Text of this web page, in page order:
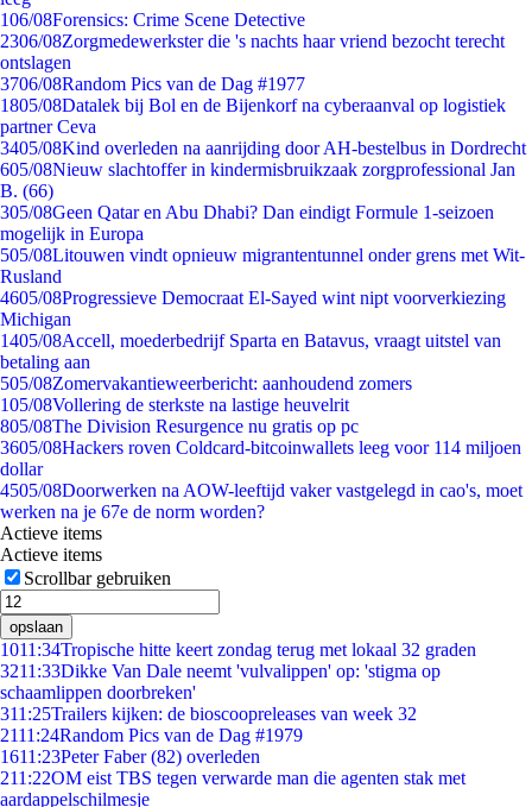
106/08Forensics: Crime Scene Detective
2306/08Zorgmedewerkster die 's nachts haar vriend bezocht terecht
ontslagen
3706/08Random Pics van de Dag #1977
1805/08Datalek bij Bol en de Bijenkorf na cyberaanval op logistiek
partner Ceva
3405/08Kind overleden na aanrijding door AH-bestelbus in Dordrecht
605/08Nieuw slachtoffer in kindermisbruikzaak zorgprofessional Jan
B. (66)
305/08Geen Qatar en Abu Dhabi? Dan eindigt Formule 1-seizoen
mogelijk in Europa
505/08Litouwen vindt opnieuw migrantentunnel onder grens met Wit-
Rusland
4605/08Progressieve Democraat El-Sayed wint nipt voorverkiezing
Michigan
1405/08Accell, moederbedrijf Sparta en Batavus, vraagt uitstel van
betaling aan
505/08Zomervakantieweerbericht: aanhoudend zomers
105/08Vollering de sterkste na lastige heuvelrit
805/08The Division Resurgence nu gratis op pc
3605/08Hackers roven Coldcard-bitcoinwallets leeg voor 114 miljoen
dollar
4505/08Doorwerken na AOW-leeftijd vaker vastgelegd in cao's, moet
werken na je 67e de norm worden?
Actieve items
Actieve items
Scrollbar gebruiken
opslaan
1011:34Tropische hitte keert zondag terug met lokaal 32 graden
3211:33Dikke Van Dale neemt 'vulvalippen' op: 'stigma op
schaamlippen doorbreken'
311:25Trailers kijken: de bioscoopreleases van week 32
2111:24Random Pics van de Dag #1979
1611:23Peter Faber (82) overleden
211:22OM eist TBS tegen verwarde man die agenten stak met
aardappelschilmesje